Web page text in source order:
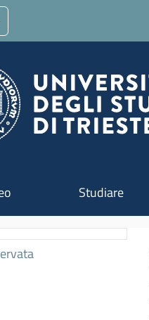
principale
Studiare